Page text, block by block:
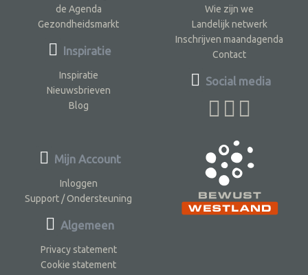
de Agenda
Gezondheidsmarkt
Inspiratie
Inspiratie
Nieuwsbrieven
Blog
Wie zijn we
Landelijk netwerk
Inschrijven maandagenda
Contact
Social media
Mijn Account
Inloggen
Support / Ondersteuning
Algemeen
Privacy statement
Cookie statement